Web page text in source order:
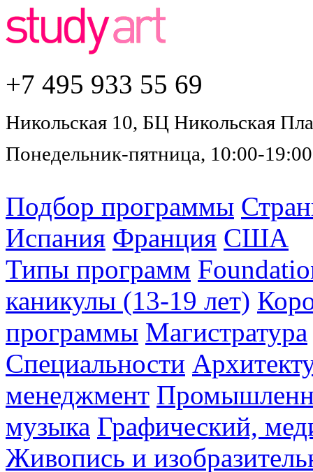
+7 495 933 55 69
Никольская 10, БЦ Никольская
Понедельник-пятница, 10:00-19:00
Подбор программы
Испания Франция США
Типы программ
каникулы (13-19 лет)
программы Магистратура
Специальности
менеджмент
музыка Графический,
Живопись и